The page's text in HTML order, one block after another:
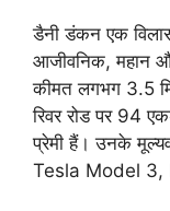
डैनी डंकन एक
आजीवनिक, महान
कीमत लगभग 3.5
रिवर रोड पर 94
प्रेमी हैं। उनके
Tesla Model 3,